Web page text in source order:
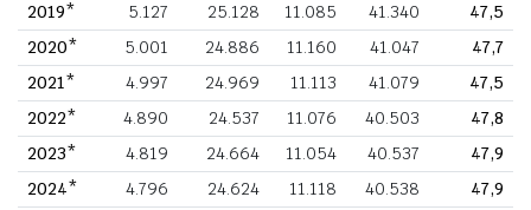
2019*
5.127 25.128 11.085 41.340
47,5
2020*
5.001 24.886 11.160 41.047
47,7
2021*
4.997 24.969 11.113 41.079
47,5
2022*
4.890 24.537 11.076 40.503
47,8
2023*
4.819 24.664 11.054 40.537
47,9
2024*
4.796 24.624 11.118 40.538
47,9